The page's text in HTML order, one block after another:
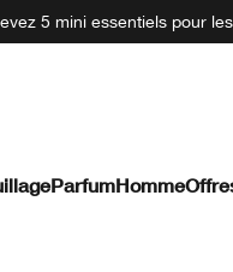
5 mini essentiels pour
ParfumHomme